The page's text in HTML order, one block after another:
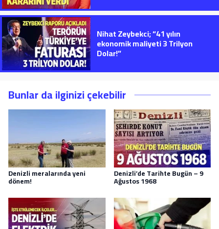
Nihat Zeybekci; “41 yılın
ekonomik maliyeti 3 Trilyon
Dolar!”
Bunlar da ilginizi çekebilir
Denizli meralarında yeni
dönem!
Denizli’de Tarihte Bugün – 9
Ağustos 1968